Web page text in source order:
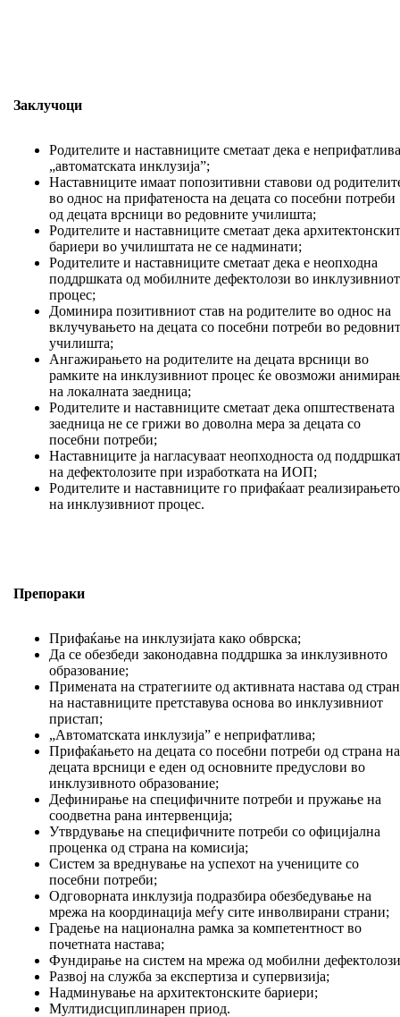
Заклучоци
Родителите и наставниците сметаат дека е
„автоматската инклузија”;
Наставниците имаат попозитивни ставови од
во однос на прифатеноста на децата со посебни потреби
од децата врсници во редовните училишта;
Родителите и наставниците сметаат дека
бариери во училиштата не се надминати;
Родителите и наставниците сметаат дека е неопходна
поддршката од мобилните дефектолози во инклузивниот
процес;
Доминира позитивниот став на родителите во однос на
вклучувањето на децата со посебни потреби во
училишта;
Ангажирањето на родителите на децата врсници во
рамките на инклузивниот процес ќе овозможи
на локалната заедница;
Родителите и наставниците сметаат дека општествената
заедница не се грижи во доволна мера за децата со
посебни потреби;
Наставниците ја нагласуваат неопходноста од
на дефектолозите при изработката на ИОП;
Родителите и наставниците го прифаќаат реализирањето
на инклузивниот процес.
Препораки
Прифаќање на инклузијата како обврска;
Да се обезбеди законодавна поддршка за инклузивното
образование;
Примената на стратегиите од активната настава од
на наставниците претставува основа во инклузивниот
пристап;
„Автоматската инклузија” е неприфатлива;
Прифаќањето на децата со посебни потреби од страна на
децата врсници е еден од основните предуслови во
инклузивното образование;
Дефинирање на специфичните потреби и пружање на
соодветна рана интервенција;
Утврдување на специфичните потреби со официјална
проценка од страна на комисија;
Систем за вреднување на успехот на учениците со
посебни потреби;
Одговорната инклузија подразбира обезбедување на
мрежа на координација меѓу сите инволвирани страни;
Градење на национална рамка за компетентност во
почетната настава;
Фундирање на систем на мрежа од мобилни
Развој на служба за експертиза и супервизија;
Надминување на архитектонските бариери;
Мултидисциплинарен приод.